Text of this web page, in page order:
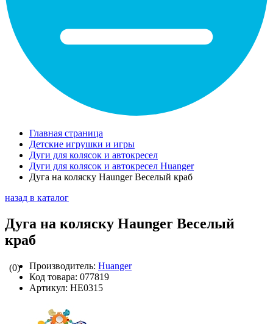
Главная страница
Детские игрушки и игры
Дуги для колясок и автокресел
Дуги для колясок и автокресел Huanger
Дуга на коляску Haunger Веселый краб
назад в каталог
Дуга на коляску Haunger Веселый
краб
(0) Производитель: Huanger
Код товара: 077819
Артикул: HE0315